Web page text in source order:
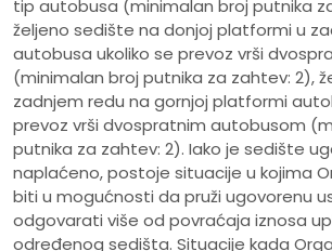
tip autobusa (minimalan broj putnika
željeno sedište na donjoj platformi u
autobusa ukoliko se prevoz vrši
(minimalan broj putnika za zahtev: 2),
zadnjem redu na gornjoj platformi
prevoz vrši dvospratnim autobusom
putnika za zahtev: 2). Iako je sedište
naplaćeno, postoje situacije u kojima
biti u mogućnosti da pruži ugovorenu
odgovarati više od povraćaja iznosa
određenog sedišta. Situacije kada